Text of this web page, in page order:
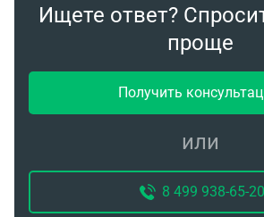
Ищете ответ?
проще
Получить
или
8 499 938-65-20